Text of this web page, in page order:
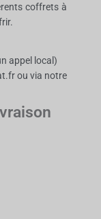
coffrets à
appel local)
ou via notre